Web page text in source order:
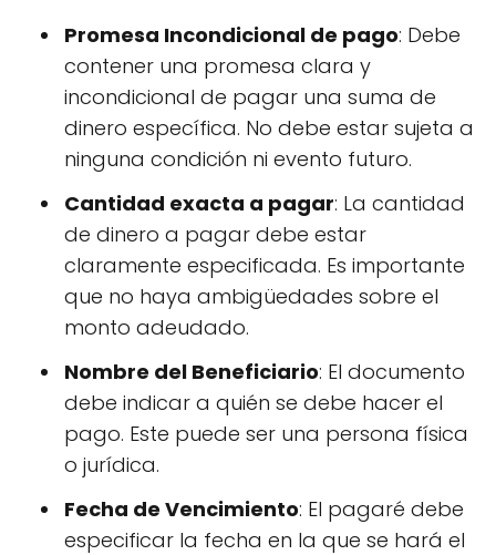
Promesa Incondicional de pago: Debe
contener una promesa clara y
incondicional de pagar una suma de
dinero específica. No debe estar sujeta a
ninguna condición ni evento futuro.
Cantidad exacta a pagar: La cantidad
de dinero a pagar debe estar
claramente especificada. Es importante
que no haya ambigüedades sobre el
monto adeudado.
Nombre del Beneficiario: El documento
debe indicar a quién se debe hacer el
pago. Este puede ser una persona física
o jurídica.
Fecha de Vencimiento: El pagaré debe
especificar la fecha en la que se hará el